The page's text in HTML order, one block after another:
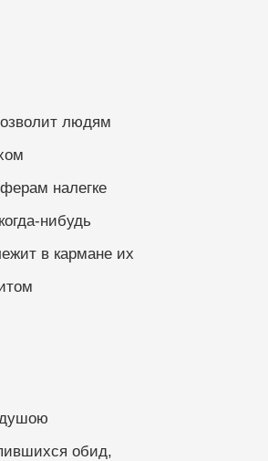
людям
налегке
нибудь
в кармане их
обид,